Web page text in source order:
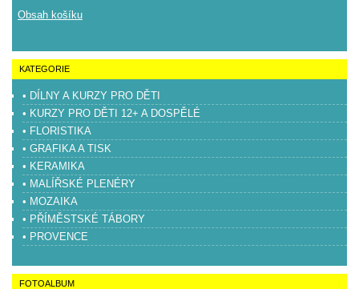
Obsah košíku
KATEGORIE
• DÍLNY A KURZY PRO DĚTI
• KURZY PRO DĚTI 12+ A DOSPĚLÉ
• FLORISTIKA
• GRAFIKA A TISK
• KERAMIKA
• MALÍŘSKÉ PLENÉRY
• MOZAIKA
• PŘÍMĚSTSKÉ TÁBORY
• PROVENCE
FOTOALBUM